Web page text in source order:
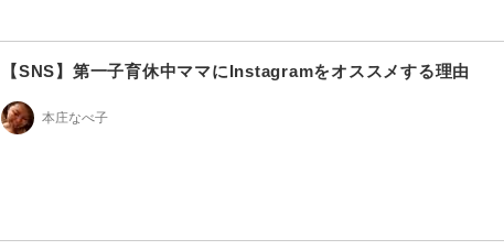
【SNS】第一子育休中ママにInstagramをオススメする理由
本庄なべ子